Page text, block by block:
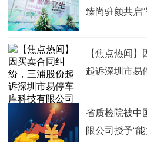
臻尚驻颜共启
【焦点热闻
起诉深圳市易
省质检院被中
限公司授予“